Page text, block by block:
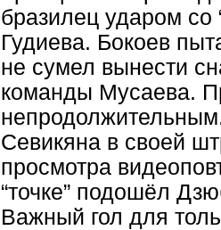
бразилец ударом со
Гудиева. Бокоев
не сумел вынести
команды Мусаева.
Севикяна в своей
просмотра
“точке” подошёл
Важный гол для